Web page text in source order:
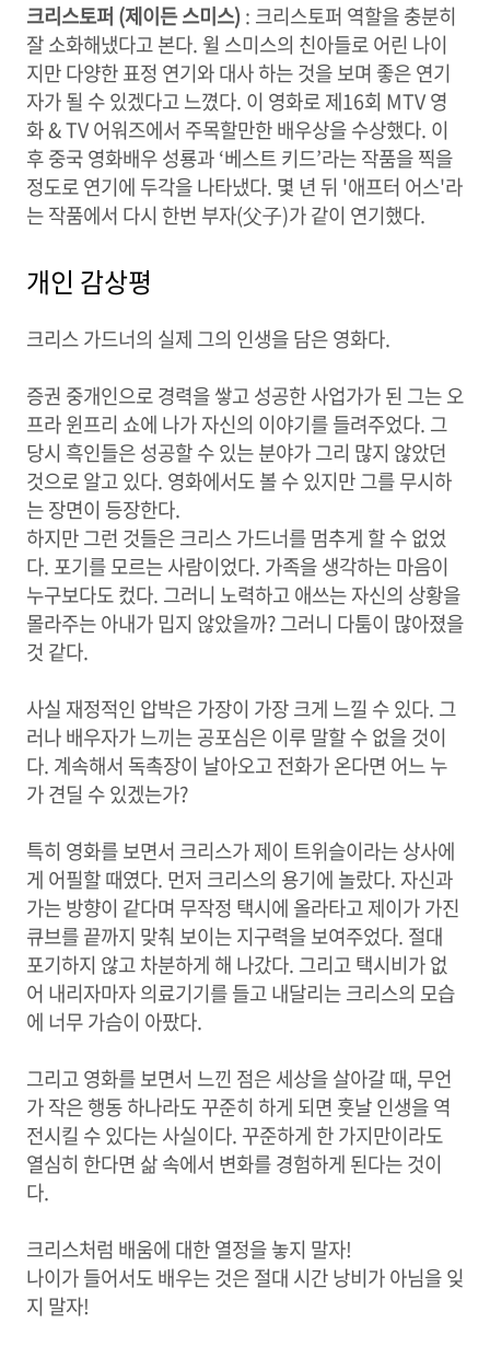
크리스토퍼 (제이든 스미스) : 크리스토퍼 역할을 충분히
잘 소화해냈다고 본다. 윌 스미스의 친아들로 어린 나이
지만 다양한 표정 연기와 대사 하는 것을 보며 좋은 연기
자가 될 수 있겠다고 느꼈다. 이 영화로 제16회 MTV 영
화 & TV 어워즈에서 주목할만한 배우상을 수상했다. 이
후 중국 영화배우 성룡과 ‘베스트 키드’라는 작품을 찍을
정도로 연기에 두각을 나타냈다. 몇 년 뒤 '애프터 어스'라
는 작품에서 다시 한번 부자(父子)가 같이 연기했다.
개인 감상평
크리스 가드너의 실제 그의 인생을 담은 영화다.
증권 중개인으로 경력을 쌓고 성공한 사업가가 된 그는 오
프라 윈프리 쇼에 나가 자신의 이야기를 들려주었다. 그
당시 흑인들은 성공할 수 있는 분야가 그리 많지 않았던
것으로 알고 있다. 영화에서도 볼 수 있지만 그를 무시하
는 장면이 등장한다.
하지만 그런 것들은 크리스 가드너를 멈추게 할 수 없었
다. 포기를 모르는 사람이었다. 가족을 생각하는 마음이
누구보다도 컸다. 그러니 노력하고 애쓰는 자신의 상황을
몰라주는 아내가 밉지 않았을까? 그러니 다툼이 많아졌을
것 같다.
사실 재정적인 압박은 가장이 가장 크게 느낄 수 있다. 그
러나 배우자가 느끼는 공포심은 이루 말할 수 없을 것이
다. 계속해서 독촉장이 날아오고 전화가 온다면 어느 누
가 견딜 수 있겠는가?
특히 영화를 보면서 크리스가 제이 트위슬이라는 상사에
게 어필할 때였다. 먼저 크리스의 용기에 놀랐다. 자신과
가는 방향이 같다며 무작정 택시에 올라타고 제이가 가진
큐브를 끝까지 맞춰 보이는 지구력을 보여주었다. 절대
포기하지 않고 차분하게 해 나갔다. 그리고 택시비가 없
어 내리자마자 의료기기를 들고 내달리는 크리스의 모습
에 너무 가슴이 아팠다.
그리고 영화를 보면서 느낀 점은 세상을 살아갈 때, 무언
가 작은 행동 하나라도 꾸준히 하게 되면 훗날 인생을 역
전시킬 수 있다는 사실이다. 꾸준하게 한 가지만이라도
열심히 한다면 삶 속에서 변화를 경험하게 된다는 것이
다.
크리스처럼 배움에 대한 열정을 놓지 말자!
나이가 들어서도 배우는 것은 절대 시간 낭비가 아님을 잊
지 말자!